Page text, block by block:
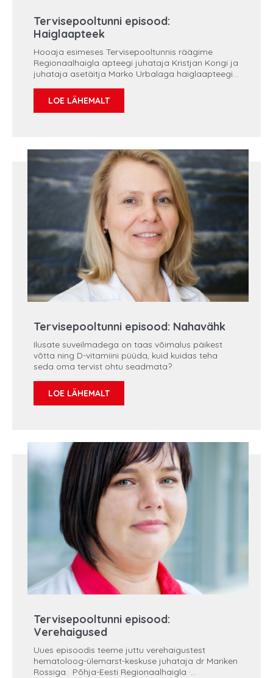
Tervisepooltunni episood:
Haiglaapteek
Hooaja esimeses Tervisepooltunnis räägime
Regionaalhaigla apteegi juhataja Kristjan Kongi ja
juhataja asetäitja Marko Urbalaga haiglaapteegi
milliseid ravimeid valmistatakse haiglas kohapeal
ja mis rolli mängib haiglaapteek ravimiuuringutes.
LOE LÄHEMALT
Tervisepooltunni episood: Nahavähk
Ilusate suveilmadega on taas võimalus päikest
võtta ning D-vitamiini püüda, kuid kuidas teha
seda oma tervist ohtu seadmata?
LOE LÄHEMALT
Tervisepooltunni episood:
Verehaigused
Uues episoodis teeme juttu verehaigustest
hematoloog-ülemarst-keskuse juhataja dr Mariken
Rossiga. Põhja-Eesti Regionaalhaigla ·